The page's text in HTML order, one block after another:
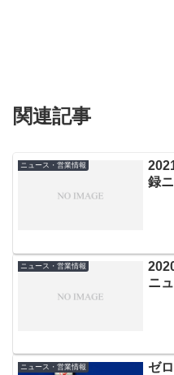
関連記事
ニュース・営業情報
録
ニュース・営業情報
ニ
ニュース・営業情報
ゼ